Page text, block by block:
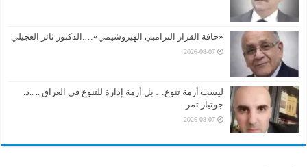
«حافة القرار الترامبي الهيروشيمي»….الدكتور ثائر العجيلي
2026-08-07
ليست أزمة تنوع… بل أزمة إدارة للتنوع في العراق .. ..د.
جوتيار تمر
2026-08-07